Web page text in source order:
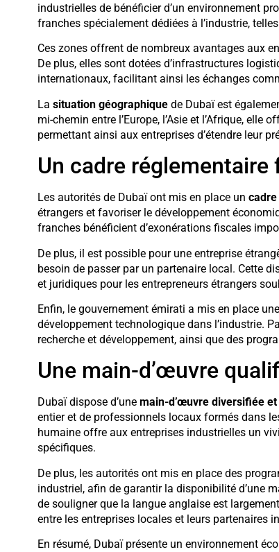
industrielles de bénéficier d’un environnement
franches spécialement dédiées à l’industrie,
Ces zones offrent de nombreux avantages aux
De plus, elles sont dotées d’infrastructures
internationaux, facilitant ainsi les échanges
La situation géographiquede Dubaï est
mi-chemin entre l’Europe, l’Asie et l’Afrique,
permettant ainsi aux entreprises d’étendre leur
Un cadre
Les autorités de Dubaï ont mis en place un
étrangers et favoriser le développement
franches bénéficient d’exonérations fiscales
De plus, il est possible pour une entreprise
besoin de passer par un partenaire local. Cette
et juridiques pour les entrepreneurs étrangers
Enfin, le gouvernement émirati a mis en place
développement technologique dans l’industrie.
recherche et développement, ainsi que des
Une main-d’œuvre
Dubaï dispose d’une main-d’œuvre diversifiée
entier et de professionnels locaux formés dans
humaine offre aux entreprises industrielles un
spécifiques.
De plus, les autorités ont mis en place des
industriel, afin de garantir la disponibilité d’une
de souligner que la langue anglaise est
entre les entreprises locales et leurs partenaires
En résumé, Dubaï présente un environnement